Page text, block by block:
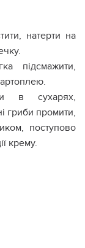
натерти на
підсмажити,
в сухарях,
гриби промити,
поступово
крему.